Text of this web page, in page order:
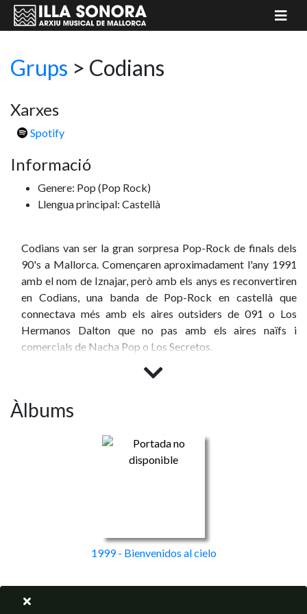
Grups > Codians
Xarxes
Spotify
Informació
Genere: Pop (Pop Rock)
Llengua principal: Castellà
Codians van ser la gran sorpresa Pop-Rock de finals dels
90's a Mallorca. Començaren aproximadament l'any 1991
amb el nom de Iznajar, però amb els anys es reconvertiren
en Codians, una banda de Pop-Rock en castellà que
connectava més amb els aires outsiders de 091 o Los
Hermanos Dalton que no pas amb els aires naïfs i
comercials de Nacha Pop o Los Secretos.
Àlbums
1999 - Bienvenidos al cielo